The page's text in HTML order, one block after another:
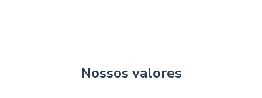
Nossos valores